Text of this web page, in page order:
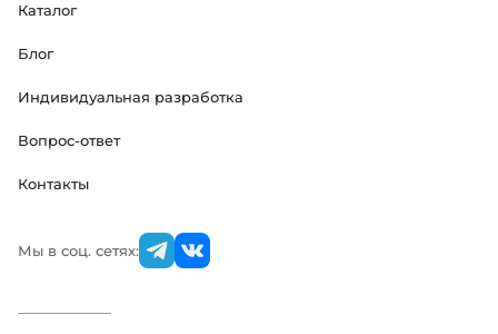
Каталог
Блог
Индивидуальная разработка
Вопрос-ответ
Контакты
Мы в соц. сетях: